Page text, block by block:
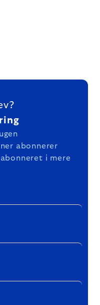
abonnerer
i mere